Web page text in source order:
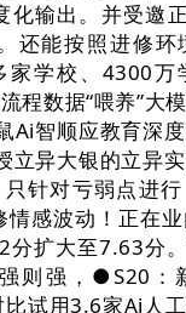
化输出。并受邀
还能按照进修环
学校、4300万
程数据“喂养”大
Ai智顺应教育深
立异大银的立异
针对亏弱点进
感波动！正在
扩大至7.63分
则强，●S20：
试用3.6家Ai人